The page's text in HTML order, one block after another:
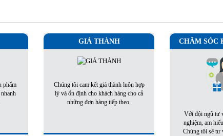
phẩm
GIÁ THÀNH
Chúng tôi cam kết giá thành luôn hợp
lý và ổn định cho khách hàng cho cả
những đơn hàng tiếp theo.
CHĂM SÓC
Với đội ngũ tư
nghiệm, am
Chúng tôi sẽ tư